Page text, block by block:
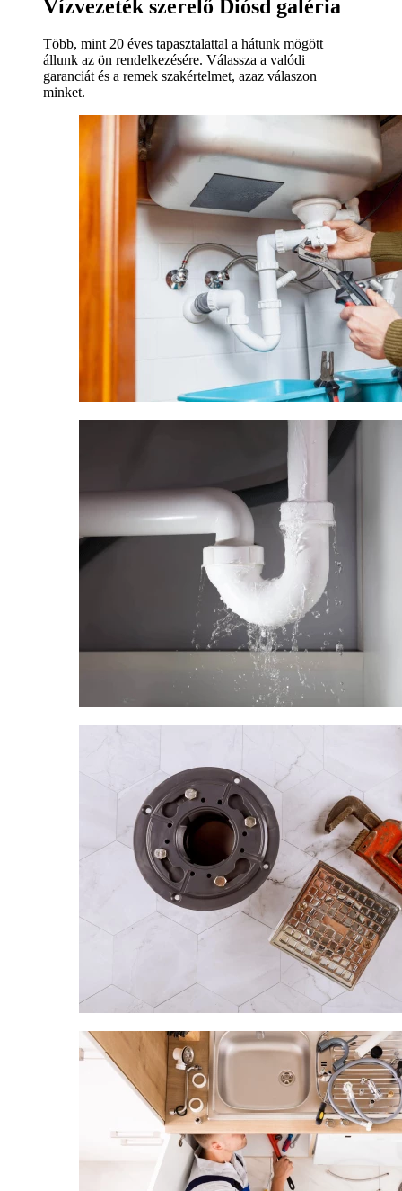
Vízvezeték szerelő Diósd galéria
Több, mint 20 éves tapasztalattal a hátunk mögött
állunk az ön rendelkezésére. Válassza a valódi
garanciát és a remek szakértelmet, azaz válaszon
minket.